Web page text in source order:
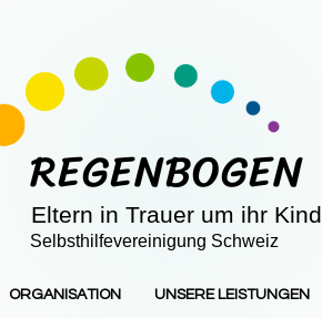
REGENBOGEN
Eltern in Trauer um ihr Kind
Selbsthilfevereinigung Schweiz
ORGANISATION UNSERE LEISTUNGEN